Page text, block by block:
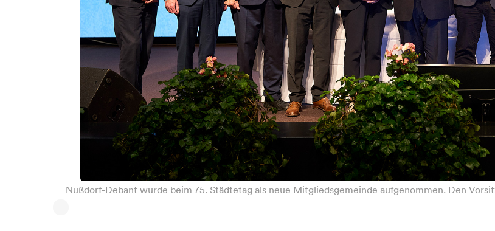
Nußdorf-Debant wurde beim 75. Städtetag als neue Mitgliedsgemeinde aufgenommen. Den